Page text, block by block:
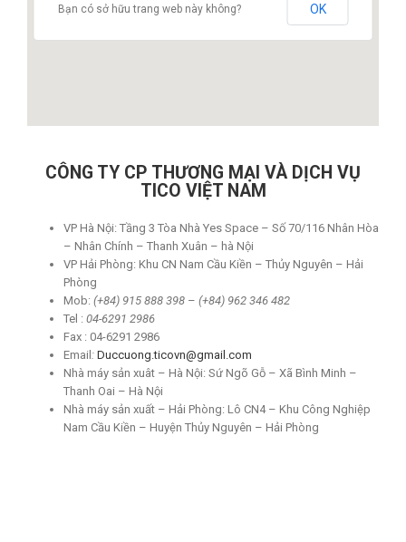
Bạn có sở hữu trang web này không? OK
CÔNG TY CP THƯƠNG MẠ I VÀ DỊCH VỤ
TICO VI ỆT NAM
VP Hà Nội: Tầng 3 Tòa Nhà Yes Space – Số 70/116 Nhân Hòa
– Nhân Chính – Thanh Xuân – hà Nội
VP Hải Phòng: Khu CN Nam Cầu Kiền – Thủy Nguyên – Hải
Phòng
Mob: (+84) 915 888 398 – (+84) 962 346 482
Tel : 04-6291 2986
Fax : 04-6291 2986
Email : Duccuong.ticovn@gmail.com
Nhà máy sản xuât – Hà Nội: Sứ Ngõ Gỗ – Xã Bình Minh –
Thanh Oai – Hà Nội
Nhà máy sản xuất – Hải Phòng: Lô CN4 – Khu Công Nghiệp
Nam Cầu Kiền – Huyện Thủy Nguyên – Hải Phòng